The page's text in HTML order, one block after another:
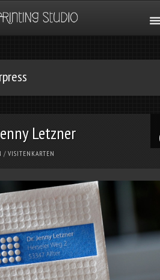
Letzner
/ VISITENKARTEN